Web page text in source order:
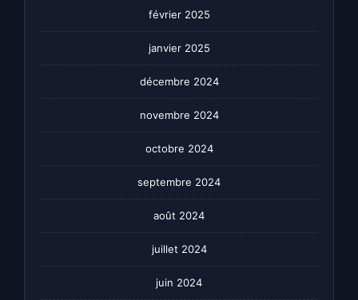
février 2025
janvier 2025
décembre 2024
novembre 2024
octobre 2024
septembre 2024
août 2024
juillet 2024
juin 2024